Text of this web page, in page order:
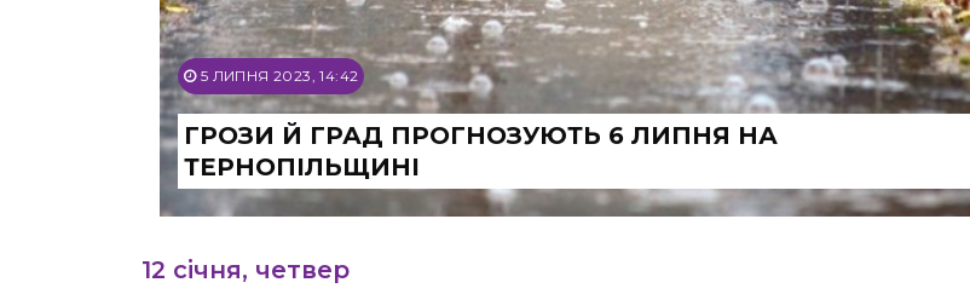
5 ЛИПНЯ 2023, 14:42
ГРОЗИ Й ГРАД ПРОГНОЗУЮТЬ 6 ЛИПНЯ НА
ТЕРНОПІЛЬЩИНІ
12 січня, четвер